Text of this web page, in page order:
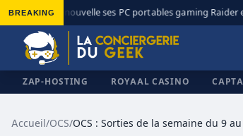
BREAKING
◆ MSI renouvelle ses PC portables gaming Raider et
ZAP-HOSTING ROYAAL CASINO
Accueil/OCS/OCS : Sorties de la semaine du 9